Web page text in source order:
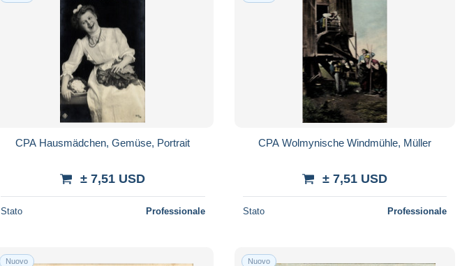
CPA Hausmädchen, Gemüse, Portrait
± 7,51 USD
Stato Professionale
CPA Wolmynische Windmühle, Müller
± 7,51 USD
Stato Professionale
Nuovo Nuovo